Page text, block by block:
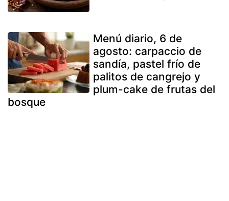
Menú diario, 6 de
agosto: carpaccio de
sandía, pastel frío de
palitos de cangrejo y
plum-cake de frutas del
bosque